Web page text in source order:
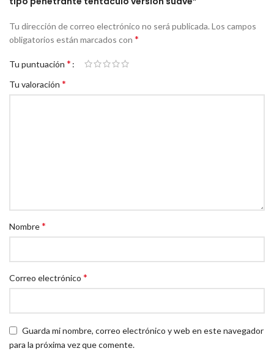
Tu dirección de correo electrónico no será publicada. Los campos
obligatorios están marcados con *
Tu puntuación *
Tu valoración *
Nombre*
Correo electrónico *
Guarda mi nombre, correo electrónico y web en este navegador
para la próxima vez que comente.